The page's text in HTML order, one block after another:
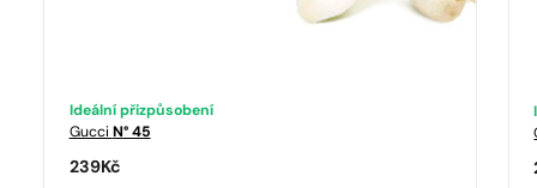
Ideální přizpůsobení
Gucci N° 45
239Kč